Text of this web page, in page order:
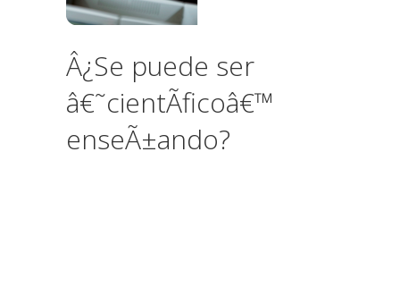
Â¿Se puede ser
â€˜cientÃ­ficoâ€™
enseÃ±ando?